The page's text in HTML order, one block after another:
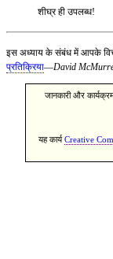
शीघ्र ही उपलब्ध!
इस अध्याय के संबंध में आपके
प्रतिक्रिया—David
जानकारी और
यह कार्यCreative